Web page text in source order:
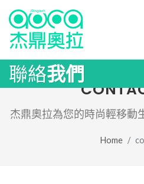
聯絡我們
杰鼎奧拉為您的時尚輕移動
Home